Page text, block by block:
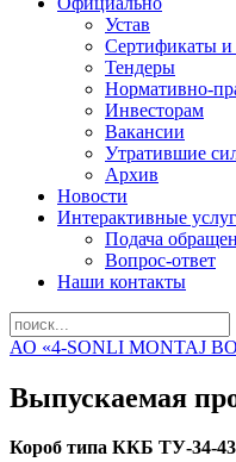
Устав
Сертификаты и
Тендеры
Нормативно-
Инвесторам
Вакансии
Утратившие
Архив
Новости
Интерактивные
Подача
Вопрос-ответ
Наши контакты
АО «4-SONLI MONTAJ
Выпускаемая
Короб типа ККБ ТУ-34-